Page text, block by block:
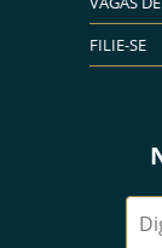
FILIE-SE